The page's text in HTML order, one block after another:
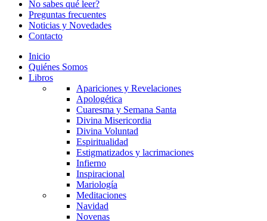
No sabes qué leer?
Preguntas frecuentes
Noticias y Novedades
Contacto
Inicio
Quiénes Somos
Libros
Apariciones y Revelaciones
Apologética
Cuaresma y Semana Santa
Divina Misericordia
Divina Voluntad
Espiritualidad
Estigmatizados y lacrimaciones
Infierno
Inspiracional
Mariología
Meditaciones
Navidad
Novenas